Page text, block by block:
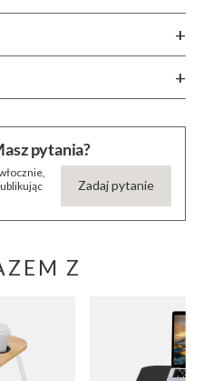
pytania?
Zadaj pytanie
Z